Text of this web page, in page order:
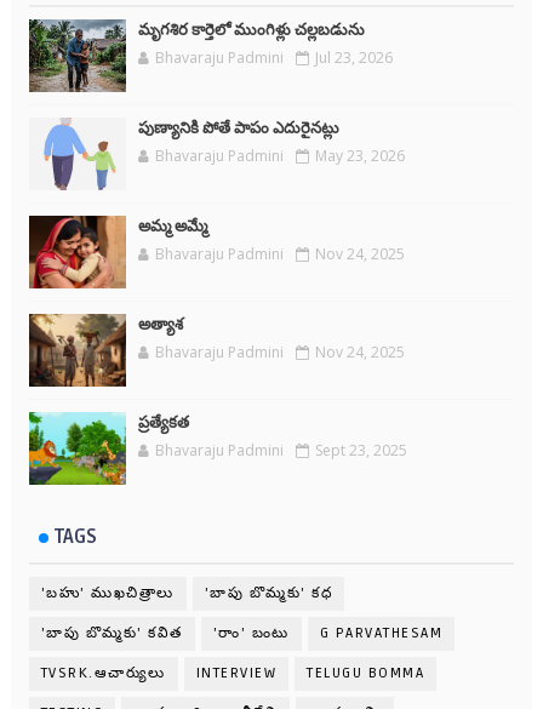
మృగశిర కార్తెలో ముంగిళ్లు చల్లబడును
Bhavaraju Padmini Jul 23, 2026
పుణ్యానికి పోతే పాపం ఎదురైనట్లు
Bhavaraju Padmini May 23, 2026
అమ్మ అమ్మే
Bhavaraju Padmini Nov 24, 2025
అత్యాశ
Bhavaraju Padmini Nov 24, 2025
ప్రత్యేకత
Bhavaraju Padmini Sept 23, 2025
TAGS
'బహు' ముఖచిత్రాలు 'బాపు బొమ్మకు' కధ
'బాపు బొమ్మకు' కవిత 'రాం' బంటు G PARVATHESAM
TVSRK.ఆచార్యులు INTERVIEW TELUGU BOMMA